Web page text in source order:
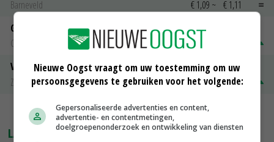
Barneveld € 1,09 ~ € 1,11
Gerst
Groningen
€ 197,00
Volle melkpoeder
Zuivel NL
€ 345,00 € 20,00
MEER MARKTPRIJZEN
LAATSTE NIEUWS
Nieuwe Oogst vraagt om uw toestemming om uw
persoonsgegevens te gebruiken voor het volgende:
Gepersonaliseerde advertenties en content,
advertentie- en contentmetingen,
doelgroepenonderzoek en ontwikkeling van diensten